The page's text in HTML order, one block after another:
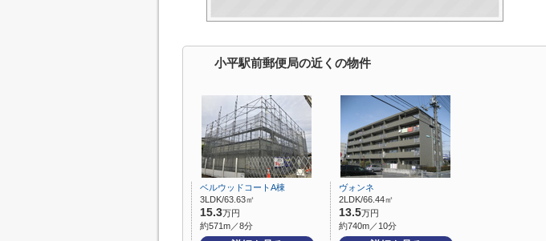
小平駅前郵便局の近くの物件
ベルウッドコートA棟
3LDK/63.63㎡
15.3万円
約571m／8分
ヴォンネ
2LDK/66.44㎡
13.5万円
約740m／10分